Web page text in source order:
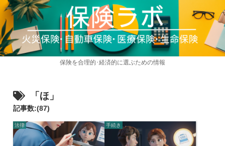
保険を合理的･経済的に選ぶための情報
「ほ」
記事数:(87)
法律 手続き